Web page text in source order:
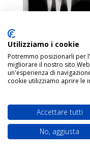
Progettato da
Utilizziamo i cookie
Potremmo posizionarli per
migliorare il nostro sito
un'esperienza di
cookie utilizziamo aprire le
Accettare tutti
No, aggiusta